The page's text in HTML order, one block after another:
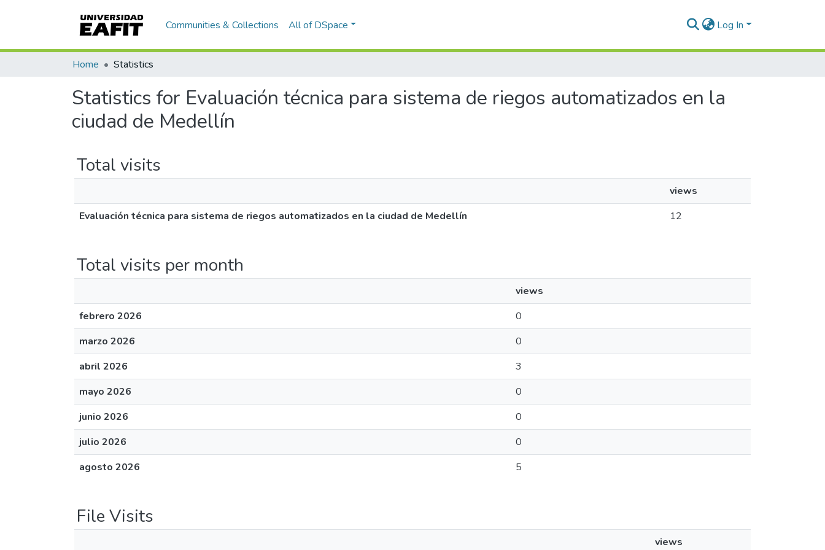
Communities & Collections All of DSpace Log In
Home Statistics
Statistics for Evaluación técnica para sistema de riegos automatizados en la
ciudad de Medellín
Total visits
views
Evaluación técnica para sistema de riegos automatizados en la ciudad de Medellín
12
Total visits per month
views
febrero 2026
0
marzo 2026
0
abril 2026
3
mayo 2026
0
junio 2026
0
julio 2026
0
agosto 2026
5
File Visits
views